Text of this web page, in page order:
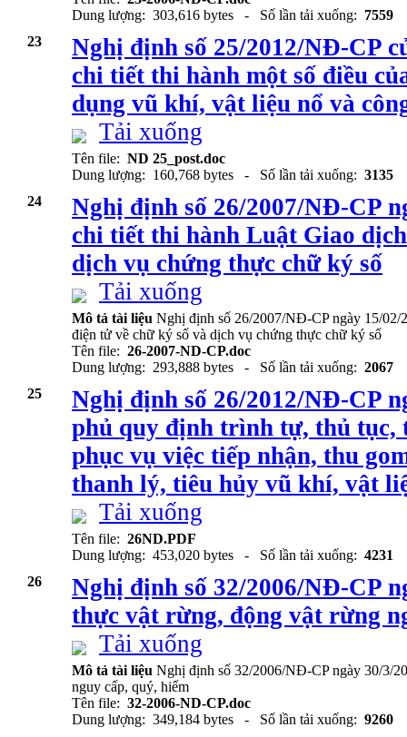
Dung lượng: 303,616 bytes - Số lần tải xuống: 7559
23
Nghị định số 25/2012/NĐ-CP
chi tiết thi hành một số điều
dụng vũ khí, vật liệu nổ và
Tải xuống
Tên file: ND 25_post.doc
Dung lượng: 160,768 bytes - Số lần tải xuống: 3135
24
Nghị định số 26/2007/NĐ-CP
chi tiết thi hành Luật Giao
dịch vụ chứng thực chữ ký số
Tải xuống
Mô tả tài liệu Nghị định số 26/2007/NĐ-CP ngày 15/
điện tử về chữ ký số và dịch vụ chứng thực chữ ký số
Tên file: 26-2007-ND-CP.doc
Dung lượng: 293,888 bytes - Số lần tải xuống: 2067
25
Nghị định số 26/2012/NĐ-CP
phủ quy định trình tự, thủ tục,
phục vụ việc tiếp nhận, thu
thanh lý, tiêu hủy vũ khí, vật
Tải xuống
Tên file: 26ND.PDF
Dung lượng: 453,020 bytes - Số lần tải xuống: 4231
26
Nghị định số 32/2006/NĐ-CP
thực vật rừng, động vật rừng
Tải xuống
Mô tả tài liệu Nghị định số 32/2006/NĐ-CP ngày 30/3/
nguy cấp, quý, hiếm
Tên file: 32-2006-ND-CP.doc
Dung lượng: 349,184 bytes - Số lần tải xuống: 9260